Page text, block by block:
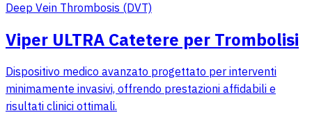
Deep Vein Thrombosis (DVT)
Viper ULTRA Catetere per Trombolisi
Dispositivo medico avanzato progettato per interventi
minimamente invasivi, offrendo prestazioni affidabili e
risultati clinici ottimali.